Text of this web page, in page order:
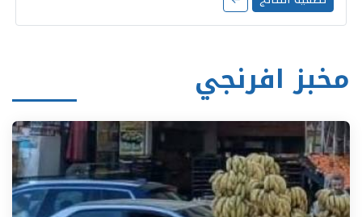
مخبز افرنجي